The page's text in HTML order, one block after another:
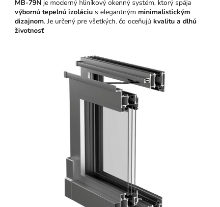
MB-79N je moderný hliníkový okenný systém, ktorý spája
výbornú tepelnú izoláciu s elegantným minimalistickým
dizajnom. Je určený pre všetkých, čo oceňujú kvalitu a dlhú
životnosť